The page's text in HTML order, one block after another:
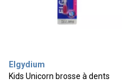
Elgydium
Kids Unicorn brosse à dents